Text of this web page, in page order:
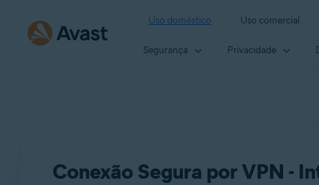
Uso doméstico Uso comercial
Segurança Privacidade
Conexão Segura por VPN -